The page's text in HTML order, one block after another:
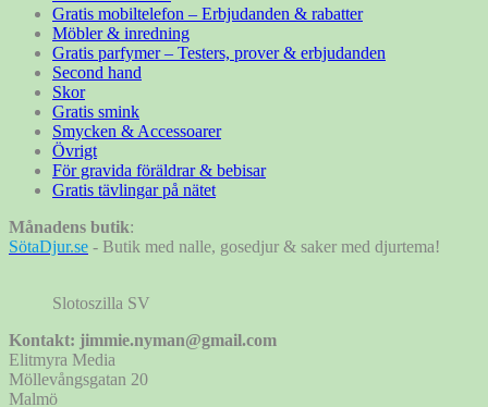
Gratis mobiltelefon – Erbjudanden & rabatter
Möbler & inredning
Gratis parfymer – Testers, prover & erbjudanden
Second hand
Skor
Gratis smink
Smycken & Accessoarer
Övrigt
För gravida föräldrar & bebisar
Gratis tävlingar på nätet
Månadens butik:
SötaDjur.se - Butik med nalle, gosedjur & saker med djurtema!
Slotoszilla SV
Kontakt: jimmie.nyman@gmail.com
Elitmyra Media
Möllevångsgatan 20
Malmö